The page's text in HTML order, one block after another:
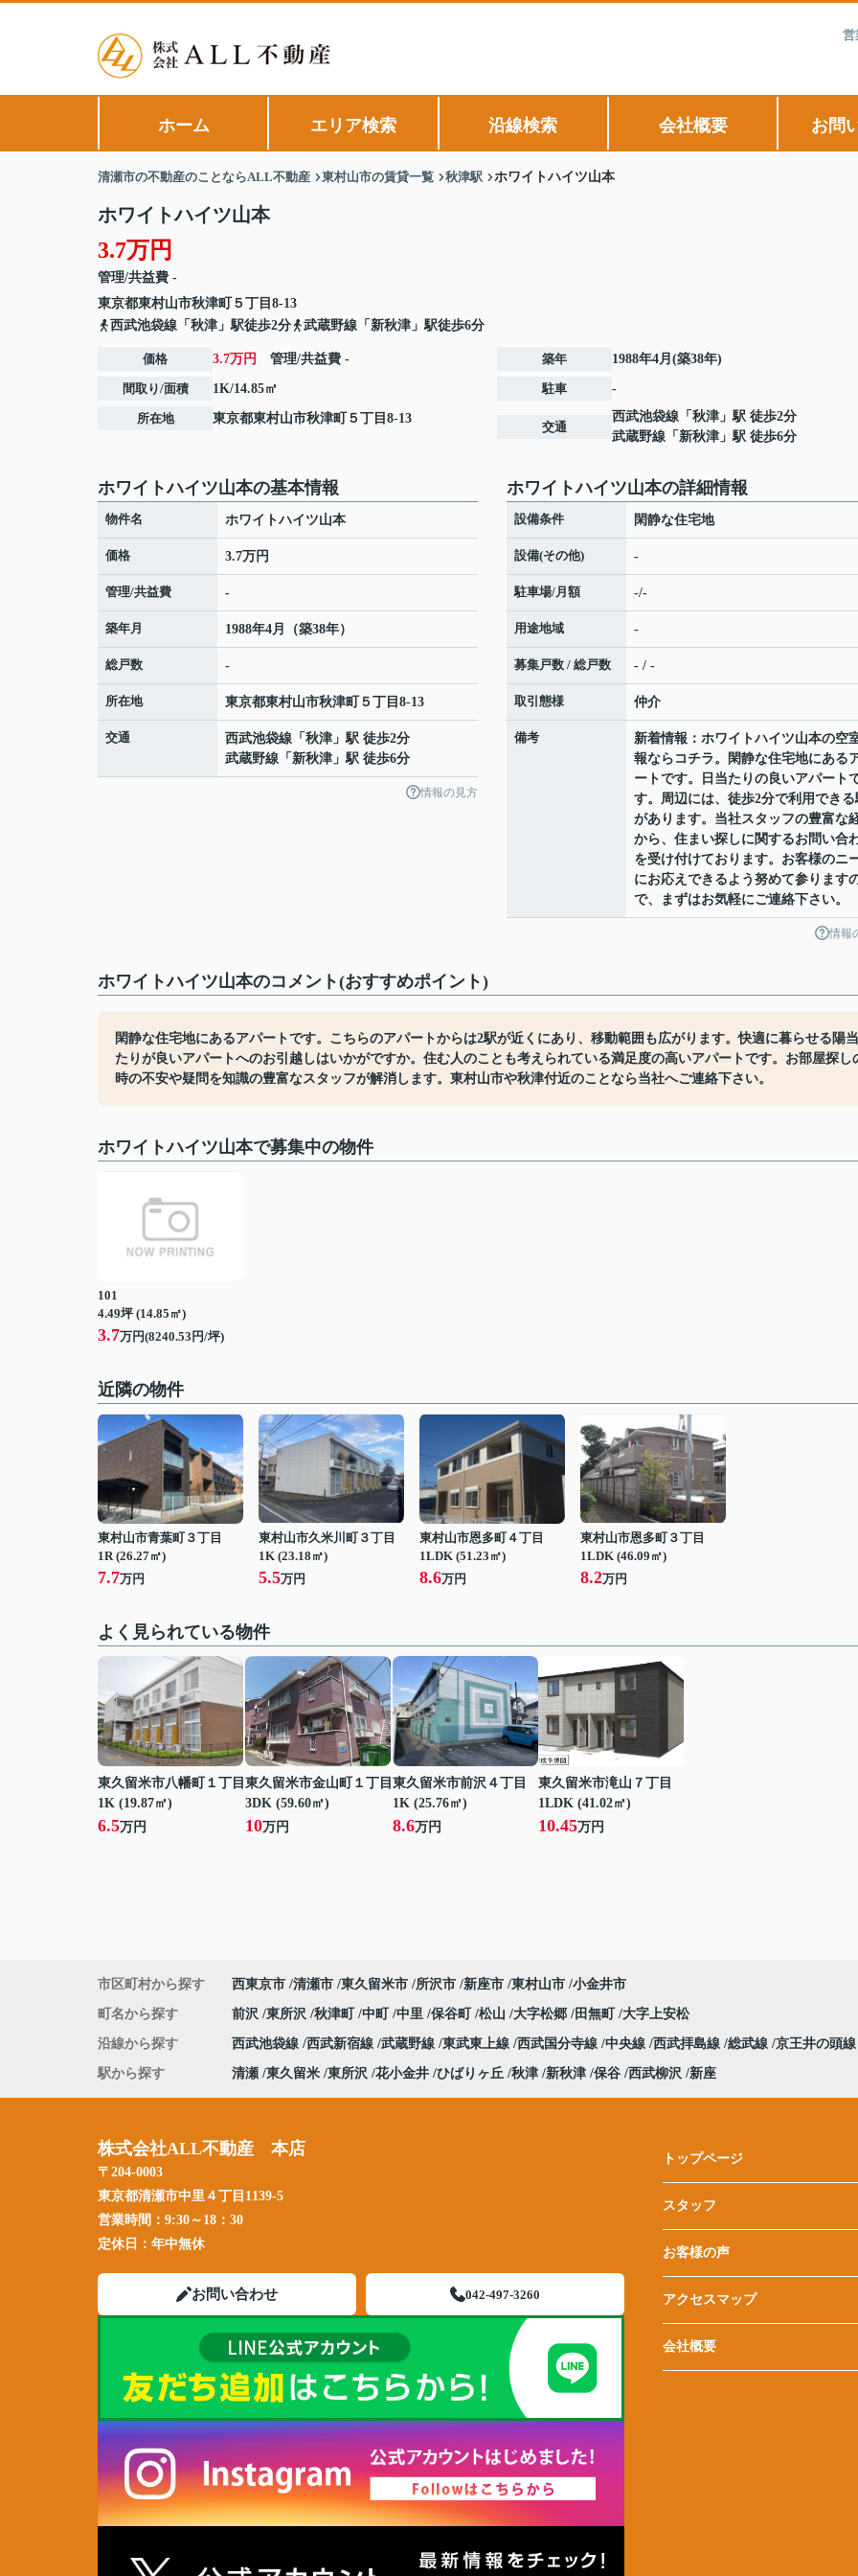
営
ホーム エリア検索 沿線検索 会社概要 お問
清瀬市の不動産のことならALL不動産 東村山市の賃貸一覧 秋津駅 ホワイトハイツ山本
ホワイトハイツ山本
3.7万円
管理/共益費 -
東京都東村山市秋津町
５丁目8-13
西武池袋線「秋津」駅徒歩2分
武蔵野線「新秋津」駅徒歩6分
価格 3.7万円 管理/共益費 -
間取り/面積 1K/14.85㎡
所在地 東京都東村山市秋津町 ５丁目8-13
築年 1988年4月(築38年)
駐車 -
交通
西武池袋線 「 秋津 」駅 徒歩2分
武蔵野線 「 新秋津 」駅 徒歩6分
ホワイトハイツ山本の基本情報
物件名 ホワイトハイツ山本
価格 3.7万円
管理/共益費 -
築年月 1988年4月（築38年）
総戸数 -
所在地 東京都東村山市秋津町 ５丁目8-13
交通 西武池袋線 「 秋津 」駅 徒歩2分
武蔵野線 「 新秋津 」駅 徒歩6分
情報の見方
ホワイトハイツ山本の詳細情報
設備条件 閑静な住宅地
設備(その他) -
駐車場/月額 -/-
用途地域 -
募集戸数 / 総戸数 - / -
取引態様 仲介
備考
新着情報：ホワイトハイツ山本の空
報ならコチラ。閑静な住宅地にある
ートです。日当たりの良いアパート
す。周辺には、徒歩2分で利用できる
があります。当社スタッフの豊富な
から、住まい探しに関するお問い合
を受け付けております。お客様のニ
にお応えできるよう努めて参ります
で、まずはお気軽にご連絡下さい。
情報
ホワイトハイツ山本のコメント(おすすめポイント)
閑静な住宅地にあるアパートです。こちらのアパートからは2駅が近くにあり、移動範囲も広がります。快適に暮らせる陽当
たりが良いアパートへのお引越しはいかがですか。住む人のことも考えられている満足度の高いアパートです。お部屋探し
時の不安や疑問を知識の豊富なスタッフが解消します。東村山市や秋津付近のことなら当社へご連絡下さい。
ホワイトハイツ山本で募集中の物件
101
4.49坪 (14.85㎡)
3.7万円(8240.53円/坪)
近隣の物件
東村山市青葉町３丁目
1R (26.27㎡)
7.7万円
東村山市久米川町３丁目
1K (23.18㎡)
5.5万円
東村山市恩多町４丁目
1LDK (51.23㎡)
8.6万円
東村山市恩多町３丁目
1LDK (46.09㎡)
8.2万円
よく見られている物件
東久留米市八幡町１丁目
1K (19.87㎡)
6.5万円
東久留米市金山町１丁目
3DK (59.60㎡)
10万円
東久留米市前沢４丁目
1K (25.76㎡)
8.6万円
東久留米市滝山７丁目
1LDK (41.02㎡)
10.45万円
市区町村から探す 西東京市 清瀬市 東久留米市 所沢市 新座市 東村山市 小金井市
町名から探す 前沢 東所沢 秋津町 中町 中里 保谷町 松山 大字松郷 田無町 大字上安松
沿線から探す 西武池袋線 西武新宿線 武蔵野線 東武東上線 西武国分寺線 中央線 西武拝島線 総武線 京王井の頭線
駅から探す 清瀬 東久留米 東所沢 花小金井 ひばりヶ丘 秋津 新秋津 保谷 西武柳沢 新座
株式会社ALL不動産 本店
〒204-0003
東京都清瀬市中里４丁目1139-5
営業時間： 9:30～18：30
定休日： 年中無休
お問い合わせ 042-497-3260
トップページ
スタッフ
お客様の声
アクセスマップ
会社概要